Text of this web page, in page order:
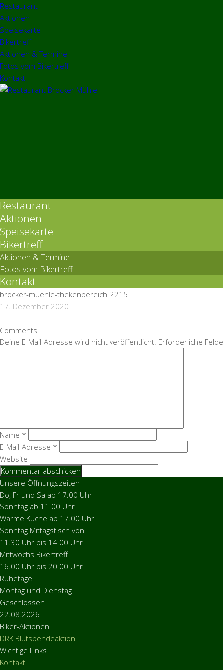
Restaurant
Aktionen
Speisekarte
Bikertreff
Aktionen & Termine
Fotos vom Bikertreff
Kontakt
Restaurant
Aktionen
Speisekarte
Bikertreff
Aktionen & Termine
Fotos vom Bikertreff
Kontakt
brocker-muehle-thekenbereich_2215
17. Dezember 2020
Comments
Deine E-Mail-Adresse wird nicht veröffentlicht. Erforderliche
Name *
E-Mail-Adresse *
Website
Unsere Öffnungszeiten
Do, Fr und Sa ab 17.00 Uhr
Sonntag ab 11.00 Uhr
Warme Küche ab 17.00 Uhr
Sonntag Mittagstisch von
11.30 Uhr bis 14.00 Uhr
Mittwochs Bikertreff
16.00 Uhr bis 20.00 Uhr
Ruhetage
Montag und Dienstag
Geschlossen
22.08.2026
Biker-Aktionen
DRK Blutspendeaktion
Wichtige Links
Kontakt